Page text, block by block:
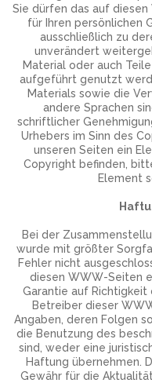
Sie dürfen das auf
für Ihren persönlichen
ausschließlich zu
unverändert
Material oder auch
aufgeführt genutzt
Materials sowie die
andere Sprachen
schriftlicher
Urhebers im Sinn des
unseren Seiten ein
Copyright befinden,
Element
Bei der
wurde mit größter
Fehler nicht
diesen WWW-Seiten
Garantie auf Richtigkeit
Betreiber dieser
Angaben, deren Folgen
die Benutzung des
sind, weder eine
Haftung übernehmen.
Gewähr für die